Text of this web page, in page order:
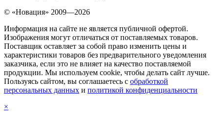
© «Новация» 2009—2026
Информация на сайте не является публичной офертой.
Изображения могут отличаться от поставляемых товаров.
Поставщик оставляет за собой право изменить цены и
характеристики товаров без предварительного уведомления
заказчика, если это не влияет на качество поставляемой
продукции. Мы используем cookie, чтобы делать сайт лучше.
Пользуясь сайтом, вы соглашаетесь с обработкой
персональных данных и политикой конфиденциальности
×